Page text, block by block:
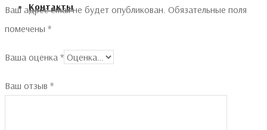
Контакты
Ваш адрес email не будет опубликован. Обязательные поля
помечены *
Ваша оценка *
Ваш отзыв *